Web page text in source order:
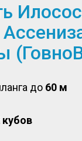
до 60 м
кубов